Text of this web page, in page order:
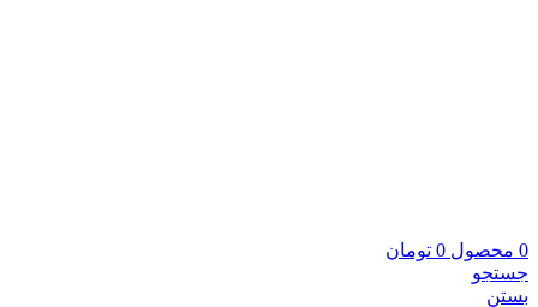
0 محصول 0 تومان
جستجو
بستن